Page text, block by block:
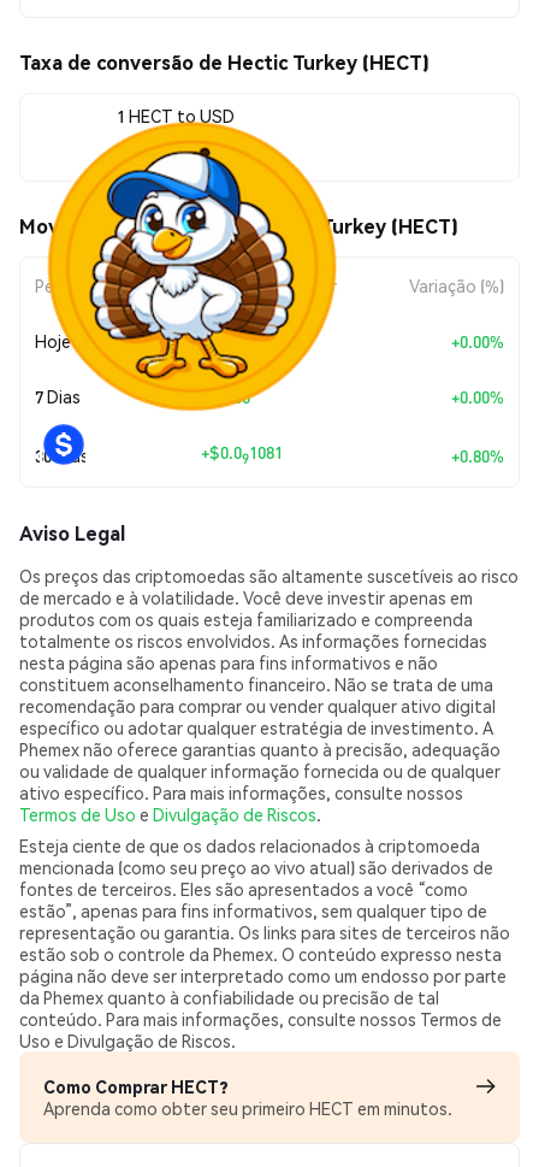
Taxa de conversão de Hectic Turkey (HECT)
1 HECT to USD
$0.0<sub>7</sub>137
Movimentos de preço de Hectic Turkey (HECT)
Período Variação do Valor Variação (%)
Hoje +$0.00 +0.00%
7 Dias +$0.00 +0.00%
30 Dias +$0.091081 +0.80%
Aviso Legal
Os preços das criptomoedas são altamente suscetíveis ao risco
de mercado e à volatilidade. Você deve investir apenas em
produtos com os quais esteja familiarizado e compreenda
totalmente os riscos envolvidos. As informações fornecidas
nesta página são apenas para fins informativos e não
constituem aconselhamento financeiro. Não se trata de uma
recomendação para comprar ou vender qualquer ativo digital
específico ou adotar qualquer estratégia de investimento. A
Phemex não oferece garantias quanto à precisão, adequação
ou validade de qualquer informação fornecida ou de qualquer
ativo específico. Para mais informações, consulte nossos
Termos de Uso e Divulgação de Riscos.
Esteja ciente de que os dados relacionados à criptomoeda
mencionada (como seu preço ao vivo atual) são derivados de
fontes de terceiros. Eles são apresentados a você “como
estão”, apenas para fins informativos, sem qualquer tipo de
representação ou garantia. Os links para sites de terceiros não
estão sob o controle da Phemex. O conteúdo expresso nesta
página não deve ser interpretado como um endosso por parte
da Phemex quanto à confiabilidade ou precisão de tal
conteúdo. Para mais informações, consulte nossos Termos de
Uso e Divulgação de Riscos.
Como Comprar HECT?
Aprenda como obter seu primeiro HECT em minutos.